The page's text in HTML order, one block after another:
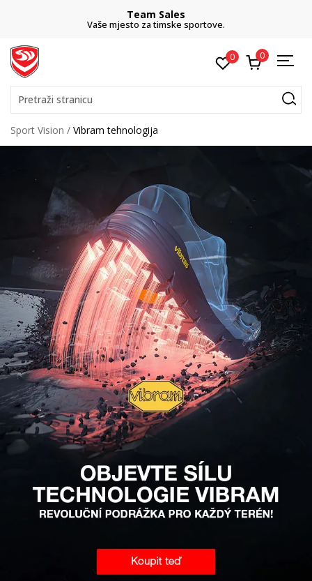
Team Sales
Vaše mjesto za timske sportove.
0 0
Pretraži stranicu
Sport Vision Vibram tehnologija